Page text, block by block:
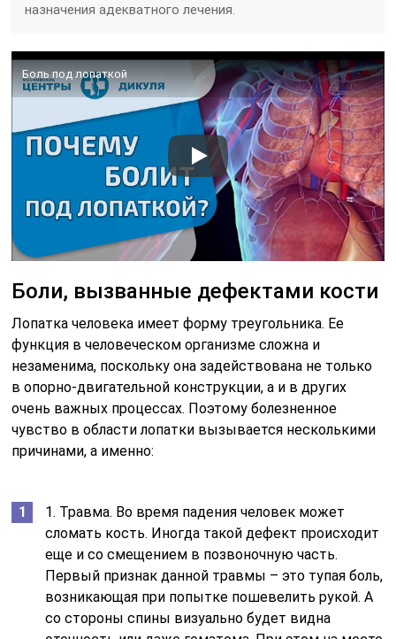
назначения адекватного лечения.
Боль под лопаткой
Боли, вызванные дефектами кости
Лопатка человека имеет форму треугольника. Ее
функция в человеческом организме сложна и
незаменима, поскольку она задействована не только
в опорно-двигательной конструкции, а и в других
очень важных процессах. Поэтому болезненное
чувство в области лопатки вызывается несколькими
причинами, а именно:
1. Травма. Во время падения человек может
сломать кость. Иногда такой дефект происходит
еще и со смещением в позвоночную часть.
Первый признак данной травмы – это тупая боль,
возникающая при попытке пошевелить рукой. А
со стороны спины визуально будет видна